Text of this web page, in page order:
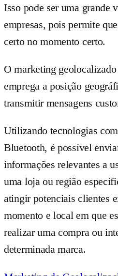
Isso pode ser uma grande
empresas, pois permite
certo no momento certo.
O marketing
emprega a posição
transmitir mensagens
Utilizando tecnologias
Bluetooth, é possível
informações relevantes a
uma loja ou região
atingir potenciais clientes
momento e local em que
realizar uma compra ou
determinada marca.